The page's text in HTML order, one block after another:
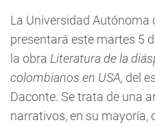
La Universidad Autónoma
presentará este martes 5
la obra Literatura de la
colombianos en USA, del
Daconte. Se trata de una
narrativos, en su mayoría,